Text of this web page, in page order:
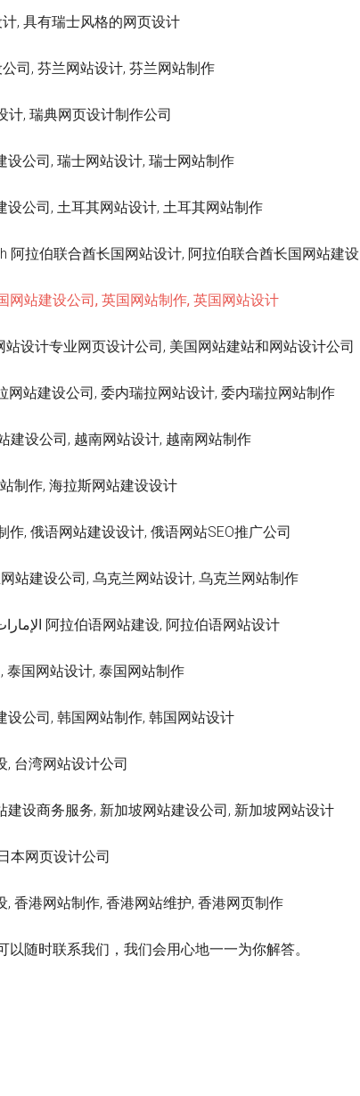
, 具有瑞士风格的网页设计
司, 芬兰网站设计, 芬兰网站制作
计, 瑞典网页设计制作公司
设公司, 瑞士网站设计, 瑞士网站制作
设公司, 土耳其网站设计, 土耳其网站制作
阿拉伯联合酋长国网站设计, 阿拉伯联合酋长国网站建设
网站建设公司, 英国网站制作, 英国网站设计
站设计专业网页设计公司, 美国网站建站和网站设计公司
网站建设公司, 委内瑞拉网站设计, 委内瑞拉网站制作
建设公司, 越南网站设计, 越南网站制作
制作, 海拉斯网站建设设计
作, 俄语网站建设设计, 俄语网站SEO推广公司
网站建设公司, 乌克兰网站设计, 乌克兰网站制作
الإمارات العربية المتحدة – اللغة العربية 阿拉伯语网站建设, 阿拉伯语网站设计
国网站设计, 泰国网站制作
公司, 韩国网站制作, 韩国网站设计
, 台湾网站设计公司
建设商务服务, 新加坡网站建设公司, 新加坡网站设计
本网页设计公司
香港网站制作, 香港网站维护, 香港网页制作
随时联系我们，我们会用心地一一为你解答。